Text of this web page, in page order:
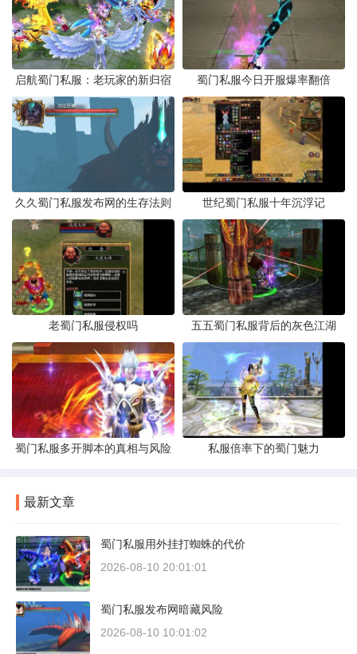
启航蜀门私服：老玩家的新归宿 蜀门私服今日开服爆率翻倍
久久蜀门私服发布网的生存法则 世纪蜀门私服十年沉浮记
老蜀门私服侵权吗 五五蜀门私服背后的灰色江湖
蜀门私服多开脚本的真相与风险 私服倍率下的蜀门魅力
最新文章
蜀门私服用外挂打蜘蛛的代价
2026-08-10 20:01:01
蜀门私服发布网暗藏风险
2026-08-10 10:01:02